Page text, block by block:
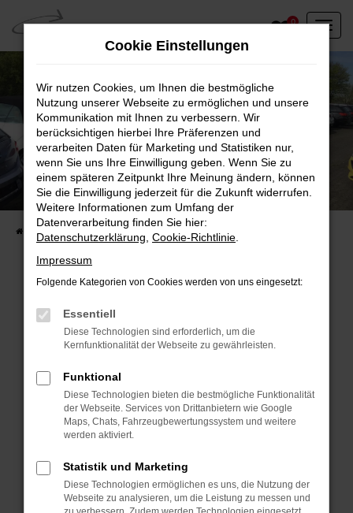
Zum
Hauptinhalt
springen
0
Unser Fahrzeugbestand vor Ort
Entdecken Sie unsere sofort verfügbaren
Fahrzeugangebote
Fehler: Network Error
Beim Laden ist ein Fehler aufgetreten.
Hier sind ein paar Tipps, die dir helfen können:
Überprüfe deine Firewall und deine
Internetverbindung.
Laden andere Webseiten, zum Beispiel deine
Suchmaschine?
Manche Erweiterungen, wie Werbeblocker,
können das Laden bestimmter Seiten
verhindern. Funktioniert die Seite in einem
Cookie Einstellungen
Wir nutzen Cookies, um Ihnen die bestmögliche
Nutzung unserer Webseite zu ermöglichen und unsere
Kommunikation mit Ihnen zu verbessern. Wir
berücksichtigen hierbei Ihre Präferenzen und
verarbeiten Daten für Marketing und Statistiken nur,
wenn Sie uns Ihre Einwilligung geben. Wenn Sie zu
einem späteren Zeitpunkt Ihre Meinung ändern, können
Sie die Einwilligung jederzeit für die Zukunft widerrufen.
Weitere Informationen zum Umfang der
Datenverarbeitung finden Sie hier:
Datenschutzerklärung Cookie-Richtlinie
Impressum
Folgende Kategorien von Cookies werden von uns eingesetzt:
Essentiell
Diese Technologien sind erforderlich, um die
Kernfunktionalität der Webseite zu gewährleisten.
Funktional
Diese Technologien bieten die bestmögliche Funktionalität
der Webseite. Services von Drittanbietern wie Google
Maps, Chats, Fahrzeugbewertungssystem und weitere
werden aktiviert.
Statistik und Marketing
Diese Technologien ermöglichen es uns, die Nutzung der
Webseite zu analysieren, um die Leistung zu messen und